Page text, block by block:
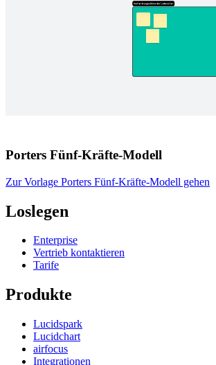
Porters Fünf-Kräfte-Modell
Zur Vorlage Porters Fünf-Kräfte-Modell gehen
Loslegen
Enterprise
Vertrieb kontaktieren
Tarife
Produkte
Lucidspark
Lucidchart
airfocus
Integrationen